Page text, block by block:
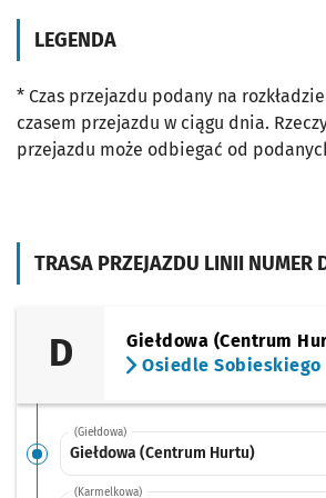
TRASA PRZEJAZDU LINII NUMER
D
Giełdowa (Centrum
Osiedle Sobieskiego
(Giełdowa)
Giełdowa (Centrum Hurtu)
(Karmelkowa)
LEGENDA
* Czas przejazdu podany na
czasem przejazdu w ciągu dnia.
przejazdu może odbiegać od